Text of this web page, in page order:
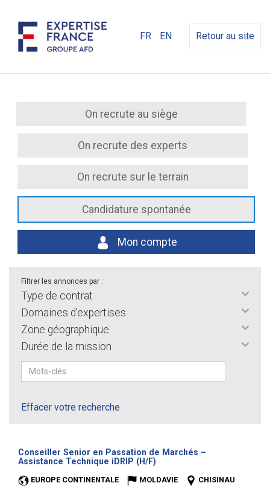
FR EN Retour au site
On recrute au siège
On recrute des experts
On recrute sur le terrain
Candidature spontanée
Mon compte
Filtrer les annonces par :
Type de contrat
Domaines d'expertises
Zone géographique
Durée de la mission
Effacer votre recherche
Conseiller Senior en Passation de Marchés –
Assistance Technique iDRIP (H/F)
EUROPE CONTINENTALE MOLDAVIE
CHISINAU